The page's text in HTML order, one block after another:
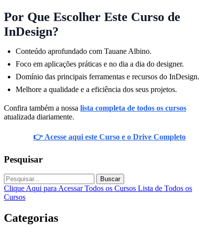
Por Que Escolher Este Curso de
InDesign?
Conteúdo aprofundado com Tauane Albino.
Foco em aplicações práticas e no dia a dia do designer.
Domínio das principais ferramentas e recursos do InDesign.
Melhore a qualidade e a eficiência dos seus projetos.
Confira também a nossa lista completa de todos os cursos
atualizada diariamente.
👉 Acesse aqui este Curso e o Drive Completo
Pesquisar
Buscar
Clique Aqui para Acessar Todos os Cursos Lista de Todos os
Cursos
Categorias